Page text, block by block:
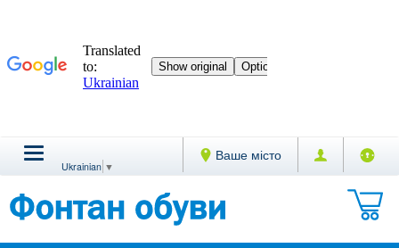
Ваше місто
Ukrainian ▼